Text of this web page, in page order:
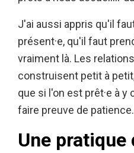
J'ai aussi appris qu'il
présent·e, qu'il faut
vraiment là. Les
construisent petit à
que si l'on est prêt·e à
faire preuve de
Une pratique